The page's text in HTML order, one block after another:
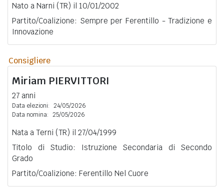
Nato a Narni (TR) il 10/01/2002
Partito/Coalizione: Sempre per Ferentillo - Tradizione e
Innovazione
Consigliere
Miriam PIERVITTORI
27 anni
Data elezioni: 24/05/2026
Data nomina: 25/05/2026
Nata a Terni (TR) il 27/04/1999
Titolo di Studio: Istruzione Secondaria di Secondo
Grado
Partito/Coalizione: Ferentillo Nel Cuore